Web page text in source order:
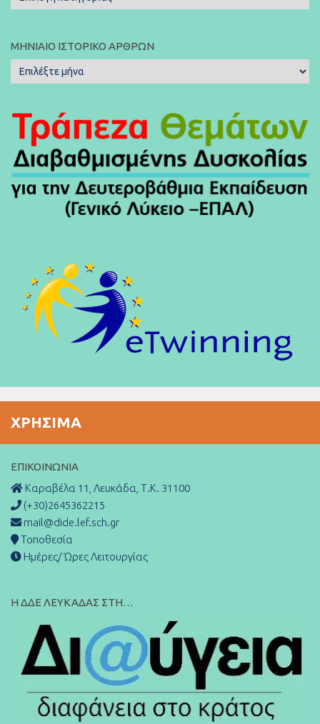
Άρθρων:
ΜΗΝΙΑΊΟ ΙΣΤΟΡΙΚΌ ΆΡΘΡΩΝ
Μηνιαίο
Ιστορικό
ΧΡΉΣΙΜΑ
ΕΠΙΚΟΙΝΩΝΊΑ
Καραβέλα 11, Λευκάδα, Τ.Κ. 31100
(+30)2645362215
mail@dide.lef.sch.gr
Τοποθεσία
Ημέρες/ Ώρες Λειτουργίας
Η ΔΔΕ ΛΕΥΚΑΔΑΣ ΣΤΗ…